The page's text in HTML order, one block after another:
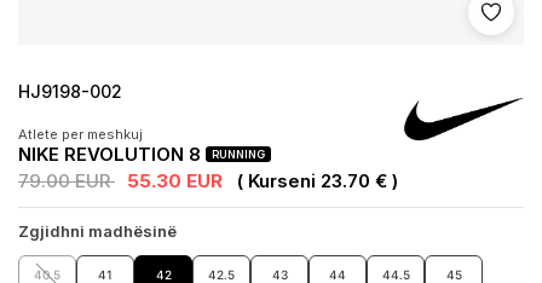
Shto
HJ9198-002
Atlete per meshkuj
NIKE REVOLUTION 8 RUNNING
79.00 EUR 55.30 EUR ( Kurseni 23.70 € )
Zgjidhni madhësinë
40.5 41 42 42.5 43 44 44.5 45